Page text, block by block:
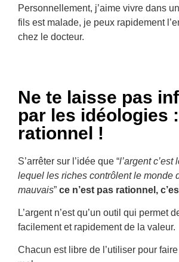
Personnellement, j’aime vivre dans
fils est malade, je peux rapidement
chez le docteur.
Ne te laisse pas
par les idéologies
rationnel !
S’arrêter sur l’idée que “l’argent
lequel les riches contrôlent le monde
mauvais” ce n’est pas rationnel,
L’argent n’est qu’un outil qui permet
facilement et rapidement de la valeur.
Chacun est libre de l’utiliser pour